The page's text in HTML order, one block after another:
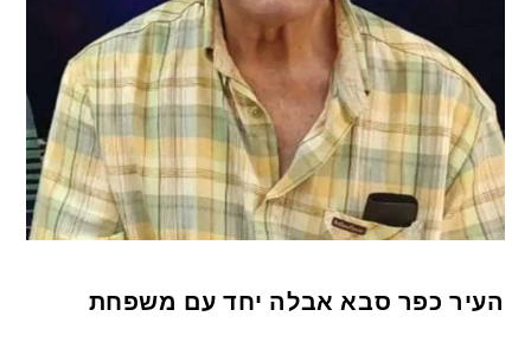
העיר כפר סבא אבלה יחד עם משפחת